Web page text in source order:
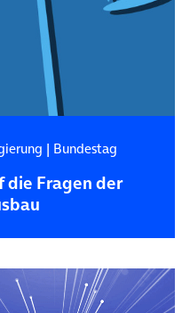
| Bundestag
die Fragen der